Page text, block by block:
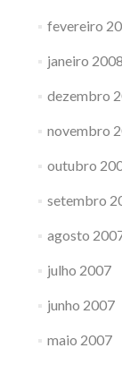
fevereiro
janeiro 2008
dezembro
novembro
outubro
setembro
agosto
julho 2007
junho 2007
maio 2007